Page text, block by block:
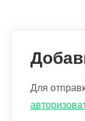
Для